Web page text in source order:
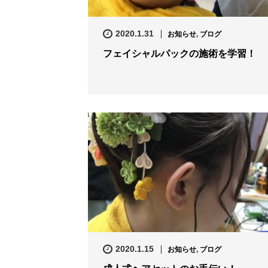
2020.1.31 お知らせ, ブログ
フェイシャルパックの施術を学習！
2020.1.15 お知らせ, ブログ